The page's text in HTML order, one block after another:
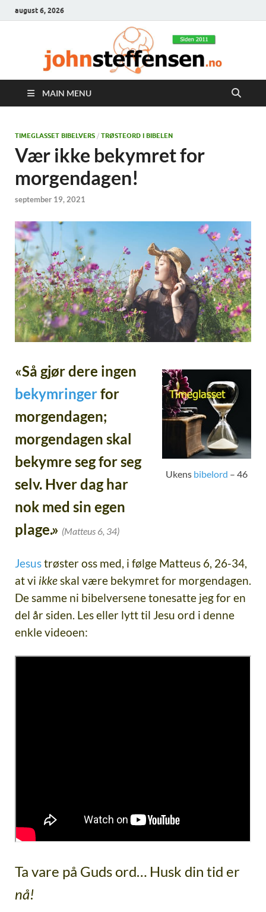
august 6, 2026
MAIN MENU
TIMEGLASSET BIBELVERS / TRØSTEORD I BIBELEN
Vær ikke bekymret for
morgendagen!
september 19, 2021
Ukens bibelord – 46
«Så gjør dere ingen
bekymringerfor
morgendagen;
morgendagen skal
bekymre seg for seg
selv. Hver dag har
nok med sin egen
plage.» (Matteus 6, 34)
Jesustrøster oss med, i følge Matteus 6, 26-34,
at vi ikkeskal være bekymret for morgendagen.
De samme ni bibelversene tonesatte jeg for en
del år siden. Les eller lytt til Jesu ord i denne
enkle videoen:
Ta vare på Guds ord… Husk din tid er
nå!